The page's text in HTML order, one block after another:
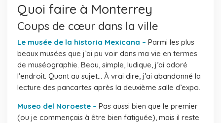
Quoi faire à Monterrey
Coups de cœur dans la ville
Le musée de la historia Mexicana – Parmi les plus
beaux musées que j’ai pu voir dans ma vie en termes
de muséographie. Beau, simple, ludique, j’ai adoré
l’endroit. Quant au sujet… À vrai dire, j’ai abandonné la
lecture des pancartes après la deuxième salle d’expo.
Museo del Noroeste – Pas aussi bien que le premier
(ou je commençais à être bien fatiguée), mais il reste